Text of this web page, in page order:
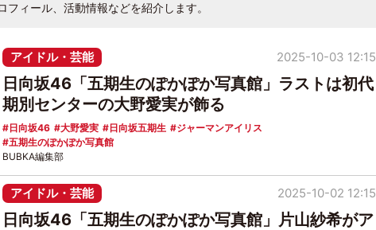
フィール、活動情報などを紹介します。
アイドル・芸能
日向坂46「五期生のぽかぽか写真館」ラストは初代
期別センターの大野愛実が飾る
日向坂46 大野愛実 日向坂五期生
ジャーマンアイリス
五期生のぽかぽか写真館
2025-10-03 12:15
BUBKA編集部
アイドル・芸能
日向坂46「五期生のぽかぽか写真館」片山紗希がア
2025-10-02 12:15